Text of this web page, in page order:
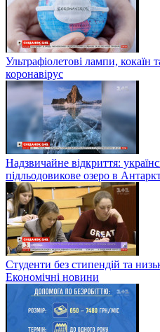
Ультрафіолетові лампи, кокаїн
коронавірус
Надзвичайне відкриття:
підльодовикове озеро в
Студенти без стипендій та
Економічні новини